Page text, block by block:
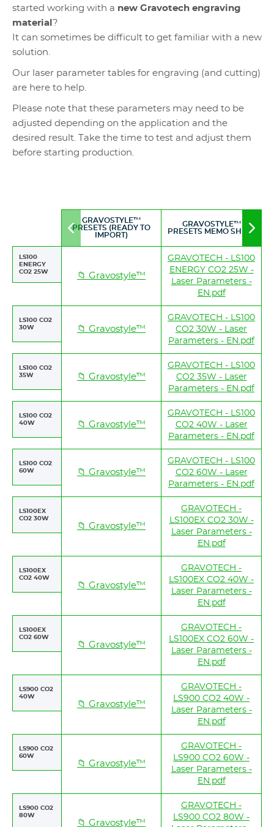
started working with a new Gravotech engraving
material ?
It can sometimes be difficult to get familiar with a new
solution.
Our laser parameter tables for engraving (and cutting)
are here to help.
Please note that these parameters may need to be
adjusted depending on the application and the
desired result. Take the time to test and adjust them
before starting production.
Move
GRAVOSTYLE™
PRESETS (READY TO
IMPORT)
GRAVOSTYLE™
PRESETS MEMO SHEET
LS100
ENERGY
CO2 25W
📁 Gravostyle™
GRAVOTECH - LS100
ENERGY CO2 25W -
Laser Parameters -
EN.pdf
LS100 CO2
30W
📁 Gravostyle™
GRAVOTECH - LS100
CO2 30W - Laser
Parameters - EN.pdf
LS100 CO2
35W
📁 Gravostyle™
GRAVOTECH - LS100
CO2 35W - Laser
Parameters - EN.pdf
LS100 CO2
40W
📁 Gravostyle™
GRAVOTECH - LS100
CO2 40W - Laser
Parameters - EN.pdf
LS100 CO2
60W
📁 Gravostyle™
GRAVOTECH - LS100
CO2 60W - Laser
Parameters - EN.pdf
LS100EX
CO2 30W
📁 Gravostyle™
GRAVOTECH -
LS100EX CO2 30W -
Laser Parameters -
EN.pdf
LS100EX
CO2 40W
📁 Gravostyle™
GRAVOTECH -
LS100EX CO2 40W -
Laser Parameters -
EN.pdf
LS100EX
CO2 60W
📁 Gravostyle™
GRAVOTECH -
LS100EX CO2 60W -
Laser Parameters -
EN.pdf
LS900 CO2
40W
📁 Gravostyle™
GRAVOTECH -
LS900 CO2 40W -
Laser Parameters -
EN.pdf
LS900 CO2
60W
📁 Gravostyle™
GRAVOTECH -
LS900 CO2 60W -
Laser Parameters -
EN.pdf
LS900 CO2
80W
📁 Gravostyle™
GRAVOTECH -
LS900 CO2 80W -